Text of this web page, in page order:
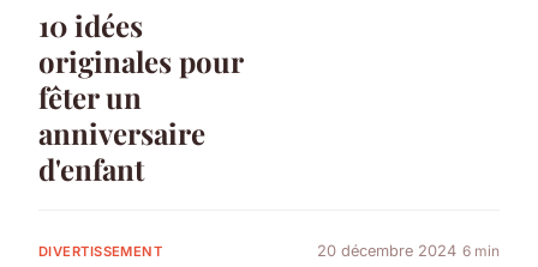
10 idées
originales pour
fêter un
anniversaire
d'enfant
DIVERTISSEMENT 20 décembre 2024 6 min